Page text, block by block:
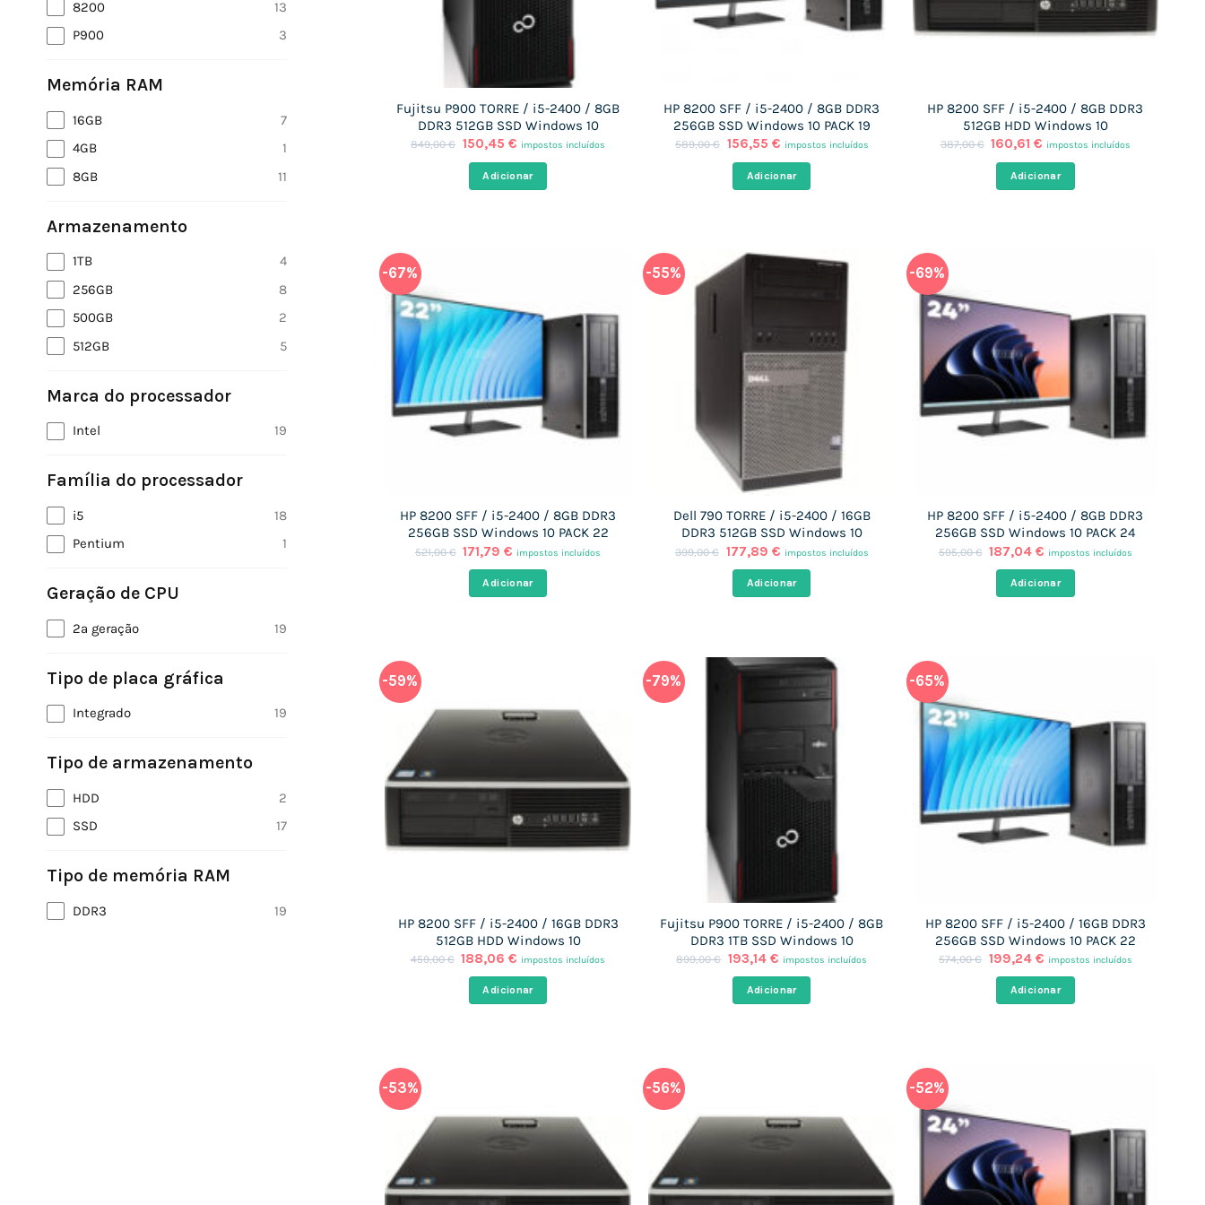
8200
13
P900
3
Memória RAM
16GB
7
4GB
1
8GB
11
Armazenamento
1TB
4
256GB
8
500GB
2
512GB
5
Marca do processador
Intel 19
Família do processador
i5
18
Pentium
1
Geração de CPU
2ª geração 19
Tipo de placa gráfica
Integrado 19
Tipo de armazenamento
HDD
2
SSD
17
Tipo de memória RAM
DDR3 19
Fujitsu P900 TORRE / i5-2400 / 8GB
DDR3 512GB SSD Windows 10
849,00€ O
original
era:
150,45 €O
atual
é:
impostos incluídos
Adicionar
HP 8200 SFF / i5-2400 / 8GB DDR3
256GB SSD Windows 10 PACK 19
589,00€ O
original
era:
156,55 €O
atual
é:
impostos incluídos
Adicionar
HP 8200 SFF / i5-2400 / 8GB DDR3
512GB HDD Windows 10
387,00€ O
original
era:
160,61€ O
atual
é:
impostos incluídos
Adicionar
-67%
HP 8200 SFF / i5-2400 / 8GB DDR3
256GB SSD Windows 10 PACK 22
521,00€ O
original
era:
171,79€ O
preço
atual
é:
impostos incluídos
Adicionar
-55%
Dell 790 TORRE / i5-2400 / 16GB
DDR3 512GB SSD Windows 10
399,00€ O
original
era:
177,89 €O
preço
atual
é:
impostos incluídos
Adicionar
-69%
HP 8200 SFF / i5-2400 / 8GB DDR3
256GB SSD Windows 10 PACK 24
595,00€ O
original
era:
187,04€ O
preço
atual
é:
impostos incluídos
Adicionar
-59%
HP 8200 SFF / i5-2400 / 16GB DDR3
512GB HDD Windows 10
459,00€ O
original
era:
188,06€ O
atual
é:
impostos incluídos
Adicionar
-79%
Fujitsu P900 TORRE / i5-2400 / 8GB
DDR3 1TB SSD Windows 10
899,00€ O
original
era:
193,14€ O
atual
é:
impostos incluídos
Adicionar
-65%
HP 8200 SFF / i5-2400 / 16GB DDR3
256GB SSD Windows 10 PACK 22
574,00€ O
original
era:
199,24 €O
atual
é:
impostos incluídos
Adicionar
-53% -56% -52%